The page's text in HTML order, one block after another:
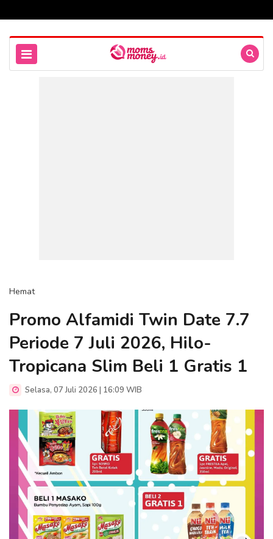
Hemat
Promo Alfamidi Twin Date 7.7
Periode 7 Juli 2026, Hilo-
Tropicana Slim Beli 1 Gratis 1
Selasa, 07 Juli 2026 | 16:09 WIB